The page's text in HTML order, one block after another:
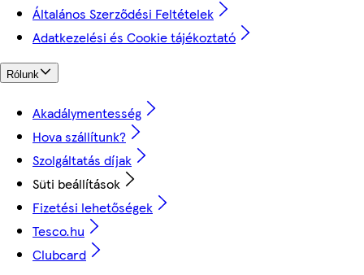
Általános Szerződési Feltételek
Adatkezelési és Cookie tájékoztató
Rólunk
Akadálymentesség
Hova szállítunk?
Szolgáltatás díjak
Süti beállítások
Fizetési lehetőségek
Tesco.hu
Clubcard